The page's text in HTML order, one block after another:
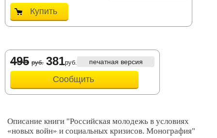
Купить
495 руб. 381руб. печатная версия
Сообщить
Описание книги "Российская молодежь в условиях
«новых войн» и социальных кризисов. Монография"